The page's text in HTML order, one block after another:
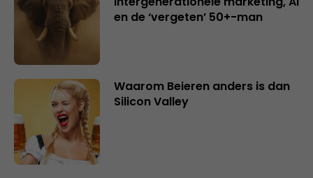
en de ‘vergeten’ 50+-man
Waarom Beieren anders is dan
Silicon Valley